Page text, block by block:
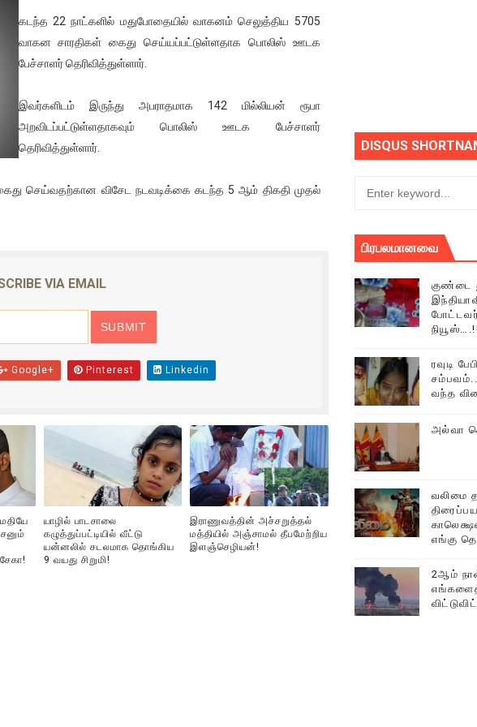
அதிரடி உத்தரவு!
சங்கர் ஆகியோரின் நினைவெழுச்சி நாள் - 26.09.2021 சுவிஸ்
தமிழின அழிப்பிற்கு நீதி கேட்டு நடைபெற்ற கவனயீர்ப்புப் போராட்டத்தில் திரண்ட
சபை கூட்டத்தில் இன்று உரை
அதிக காலெக்ஷன் செய்த திரைப்படம் ! எங்கு தெரியுமா?
தனிமையில் விட்டுவிட்டுனர்!!
பொங்கல் புத்தாண்டு நல்வாழ்த்துகள்
ஆபாச வீடியோக்களால் வந்த வினை
“கோவிஷீல்டு” தடுப்பூசி போட்டவர்களுக்கு…. ஷாக் நியூஸ்….!!!!
கடந்த 22 நாட்களில் மதுபோதையில் வாகனம் செலுத்திய 5705
வாகன சாரதிகள் கைது செய்யப்பட்டுள்ளதாக பொலிஸ் ஊடக
பேச்சாளர் தெரிவித்துள்ளார்.
இவர்களிடம் இருந்து அபராதமாக 142 மில்லியன் ரூபா
அறவிடப்பட்டுள்ளதாகவும் பொலிஸ் ஊடக பேச்சாளர்
தெரிவித்துள்ளார்.
செய்வதற்கான விசேட நடவடிக்கை கடந்த 5 ஆம் திகதி முதல்
VIA EMAIL
Google+ Pinterest Linkedin
யாழில் பாடசாலை
கழுத்துப்பட்டியில் வீட்டு
யன்னலில் சடலமாக தொங்கிய
9 வயது சிறுமி!
இராணுவத்தின் அச்சறுத்தல்
மத்தியில் அஞ்சாமல் தீபமேற்றிய
இளஞ்செழியன்!
DISQUS
பிரபலமானவை
குண்டை
ரவுடி
வந்த
அல்வா
வலிமை
எங்கு
2ஆம்